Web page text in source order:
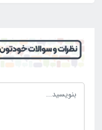
آن بهره برداری کرد.
تواند در برابر عوامل
استفاده و بهره
گردد. با این وجود است
نسل از پمپ های